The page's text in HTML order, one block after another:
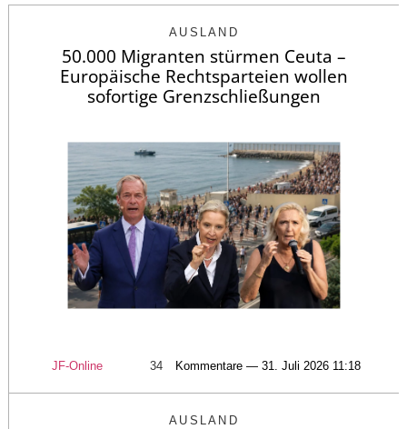
AUSLAND
50.000 Migranten stürmen Ceuta –
Europäische Rechtsparteien wollen
sofortige Grenzschließungen
JF-Online 34 Kommentare — 31. Juli 2026 11:18
AUSLAND